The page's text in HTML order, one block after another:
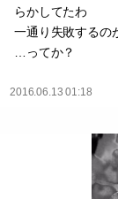
らかしてたわ
一通り失敗するの
…ってか？
2016.06.13 01:18